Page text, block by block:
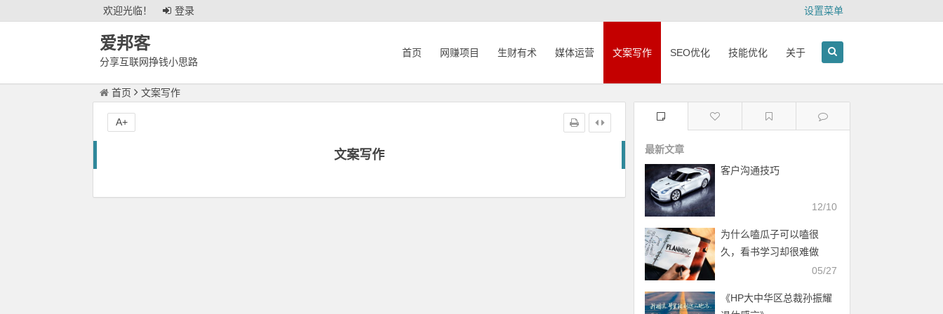
欢迎光临！ 登录 设置菜单
爱邦客
分享互联网挣钱小思路
首页 网赚项目 生财有术 媒体运营 文案写作 SEO优化 技能优化 关于
首页 文案写作
文案写作
A+
最新文章
客户沟通技巧
12/10
为什么嗑瓜子可以嗑很
久，看书学习却很难做
05/27
《HP大中华区总裁孙振耀